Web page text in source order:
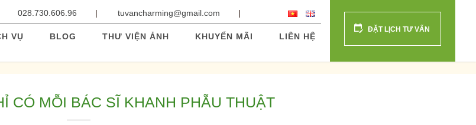
028.730.606.96 tuvancharming@gmail.com
VỤ BLOG THƯ VIỆN ẢNH KHUYẾN MÃI LIÊN HỆ
ĐẶT LỊCH TƯ VẤN
CÓ MỖI BÁC SĨ KHANH PHẪU THUẬT